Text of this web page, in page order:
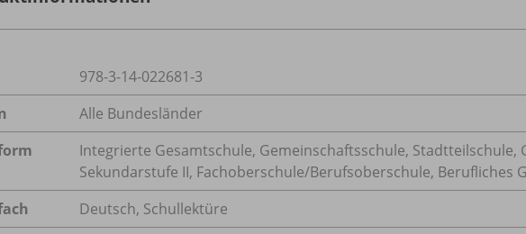
978-3-14-022681-3
Alle Bundesländer
Integrierte Gesamtschule, Gemeinschaftsschule, Stadtteilschule,
Sekundarstufe II, Fachoberschule/Berufsoberschule, Berufliches
Deutsch, Schullektüre